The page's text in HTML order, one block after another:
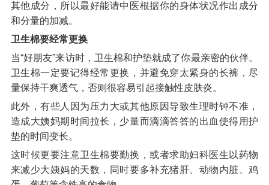
其他成分，所以最好能请中医根据你的身体状况作出成分
和分量的加减。
卫生棉要经常更换
当“好朋友”来访时，卫生棉和护垫就成了你最亲密的伙伴。
卫生棉一定要记得经常更换，并避免穿太紧身的长裤，尽
量保持干爽透气，否则很容易引起接触性皮肤炎。
此外，有些人因为压力大或其他原因导致生理时钟不准，
造成大姨妈期时间拉长，少量而滴滴答答的出血使得用护
垫的时间变长。
这时候更要注意卫生棉要勤换，或者求助妇科医生以药物
来减少大姨妈的天数，同时要多补充猪肝、动物内脏、鸡